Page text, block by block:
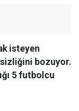
isteyen
bozuyor.
5 futbolcu